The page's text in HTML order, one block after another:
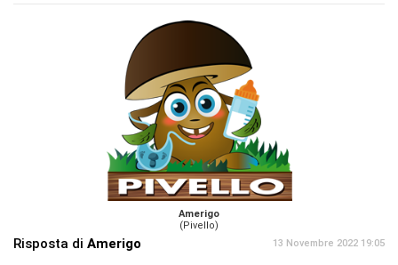
Amerigo
(Pivello)
Risposta di Amerigo 13 Novembre 2022 19:05